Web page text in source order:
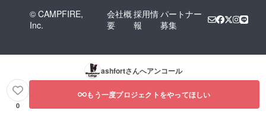
© CAMPFIRE,
Inc.
会社概
要
採用情
報
パートナー
募集
ashfortさんへアンコール
0
もう一度プロジェクトをやってほしい